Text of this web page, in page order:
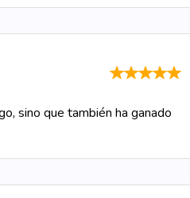
sino que también ha ganado